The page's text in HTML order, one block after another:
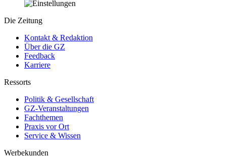
Die Zeitung
Kontakt & Redaktion
Über die GZ
Feedback
Karriere
Ressorts
Politik & Gesellschaft
GZ-Veranstaltungen
Fachthemen
Praxis vor Ort
Service & Wissen
Werbekunden